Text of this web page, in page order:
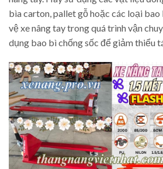
bìa carton, pallet gỗ hoặc các loại
vệ xe nâng tay trong quá trình vận
dụng bao bì chống sốc để giảm thiểu